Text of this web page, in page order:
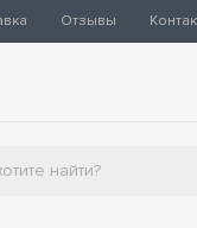
Отзывы